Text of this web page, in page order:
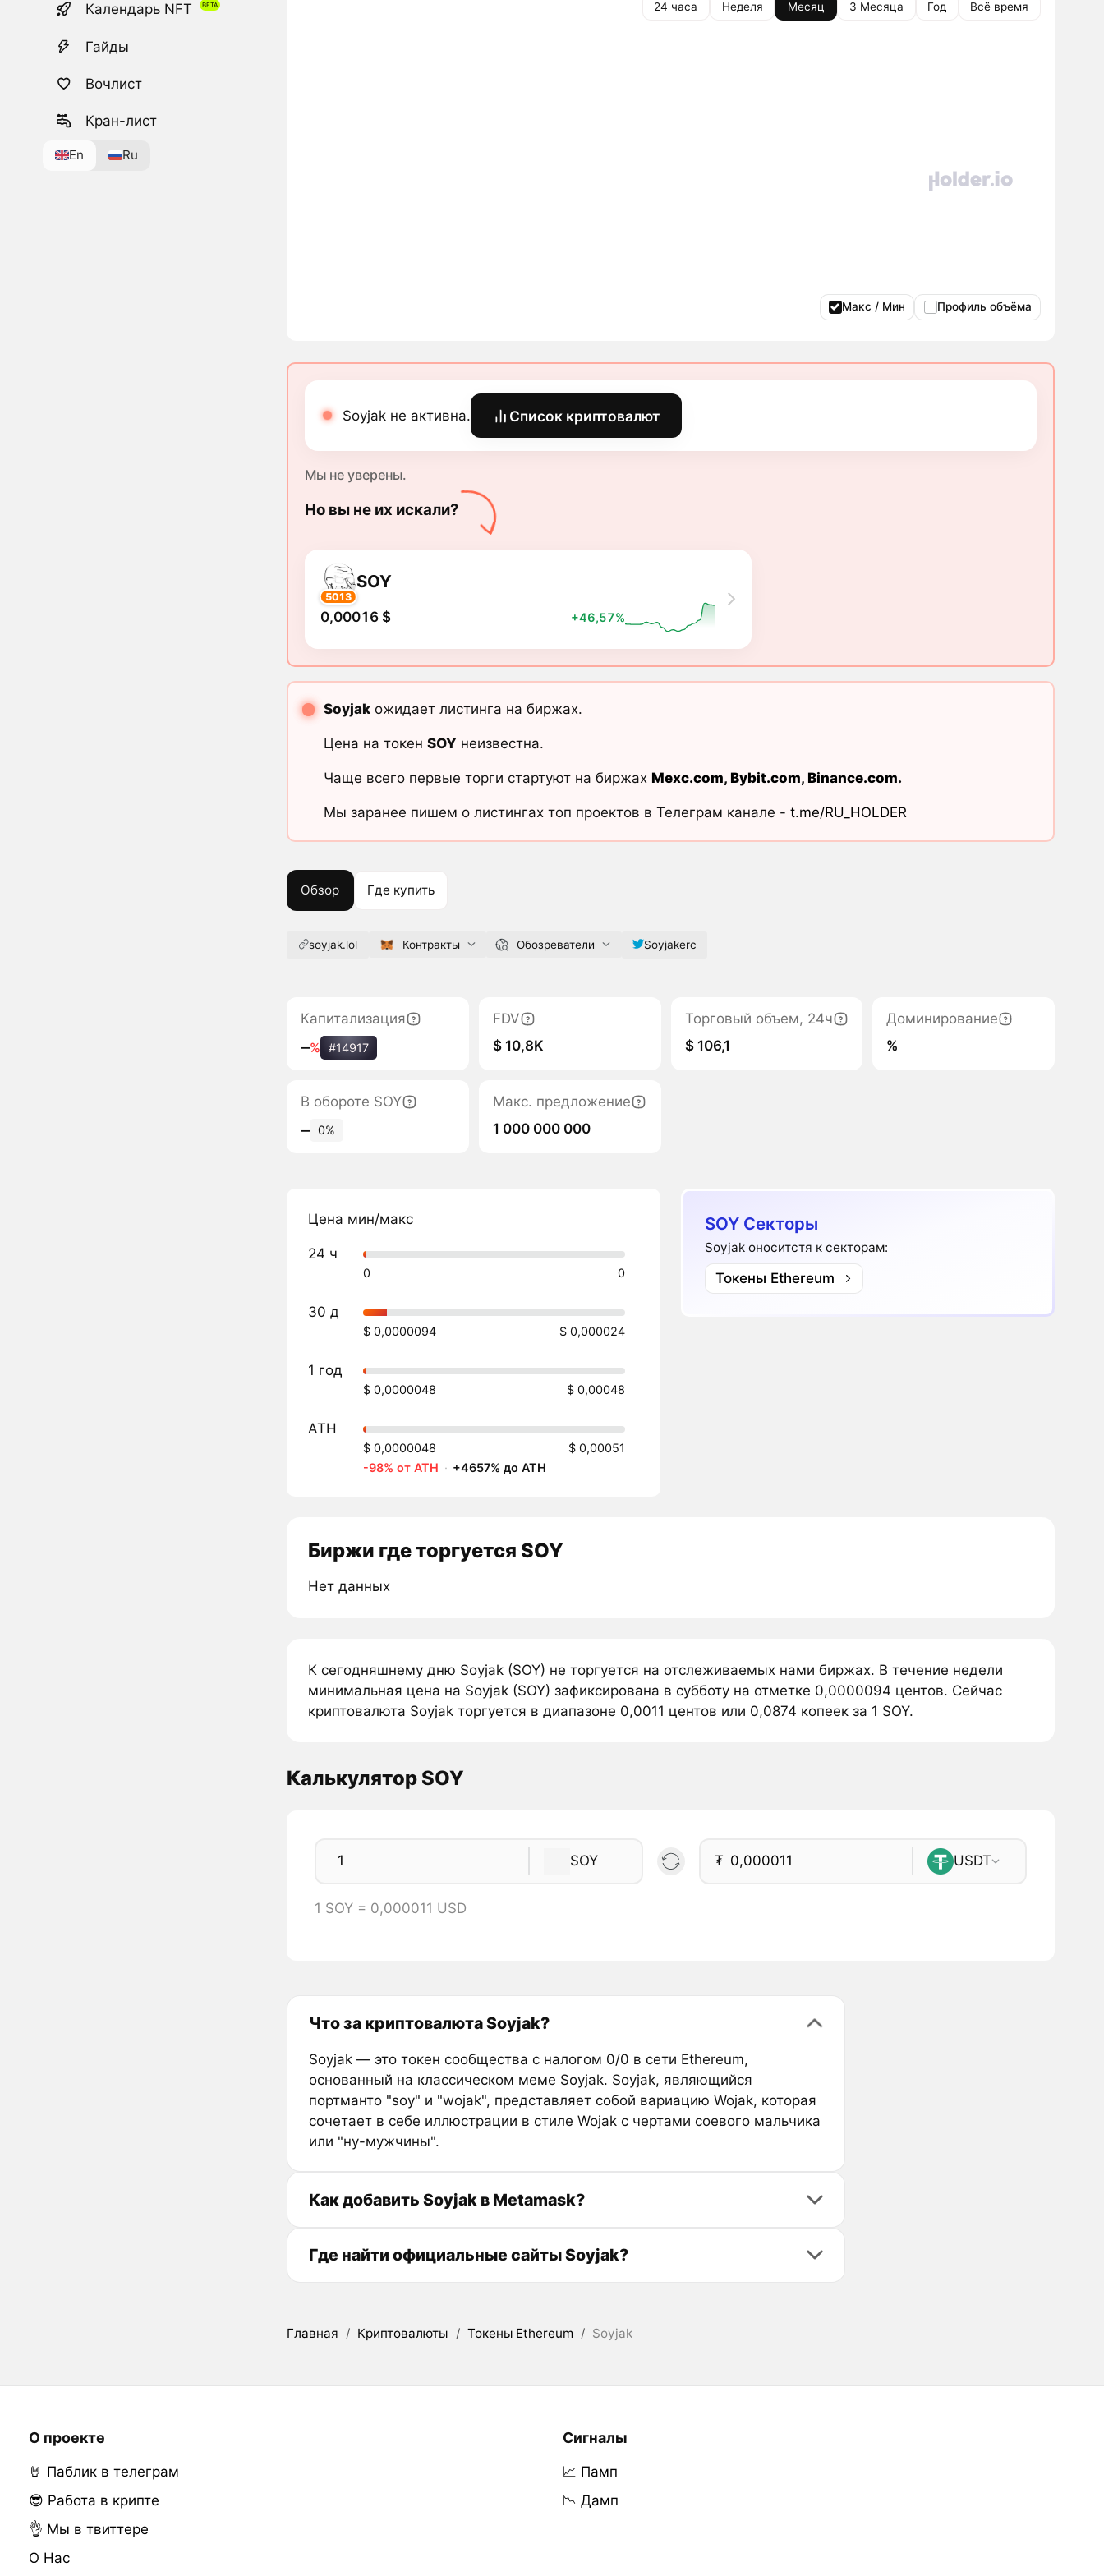
Календарь NFT
Гайды
Вочлист
Кран-лист
En Ru
24 часа Неделя Месяц 3 Месяца Год Всё время
Макс / Мин Профиль объёма
Soyjak не активна. Список криптовалют
Мы не уверены.
Но вы не их искали?
5013
SOY
0,00016 $ +46,57%
Soyjakожидает листинга на биржах.
Цена на токен SOY неизвестна.
Чаще всего первые торги стартуют на биржах Mexc.com, Bybit.com, Binance.com.
Мы заранее пишем о листингах топ проектов в Телеграм канале - t.me/RU_HOLDER
Обзор Где купить
soyjak.lol Контракты Обозреватели Soyjakerc
Капитализация
‒% #14917
FDV
$ 10,8K
Торговый объем, 24ч
$ 106,1
Доминирование
%
В обороте SOY
‒ 0%
Макс. предложение
1 000 000 000
Цена мин/макс
24 ч
0 0
30 д
$ 0,0000094 $ 0,000024
1 год
$ 0,0000048 $ 0,00048
ATH
$ 0,0000048
$ 0,00051
-98% от ATH · +4657% до ATH
SOY Секторы
Soyjak оноситстя к секторам:
Токены Ethereum
Биржи где торгуется SOY
Нет данных
К сегодняшнему дню Soyjak (SOY) не торгуется на отслеживаемых нами биржах. В течение недели
минимальная цена на Soyjak (SOY) зафиксирована в субботу на отметке 0,0000094 центов. Сейчас
криптовалюта Soyjak торгуется в диапазоне 0,0011 центов или 0,0874 копеек за 1 SOY.
Калькулятор SOY
SOY ₮ USDT
1 SOY = 0,000011 USD
Что за криптовалюта Soyjak?
Soyjak — это токен сообщества с налогом 0/0 в сети Ethereum,
основанный на классическом меме Soyjak. Soyjak, являющийся
портманто "soy" и "wojak", представляет собой вариацию Wojak, которая
сочетает в себе иллюстрации в стиле Wojak с чертами соевого мальчика
или "ну-мужчины".
Как добавить Soyjak в Metamask?
Где найти официальные сайты Soyjak?
Главная / Криптовалюты / Токены Ethereum / Soyjak
О проекте
🤘 Паблик в телеграм
😎 Работа в крипте
👌 Мы в твиттере
О Нас
Сигналы
📈 Памп
📉 Дамп